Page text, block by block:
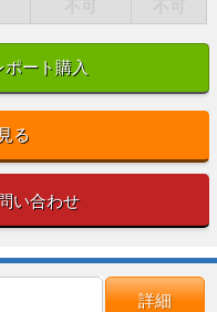
ート購入
る
い合わせ
詳細